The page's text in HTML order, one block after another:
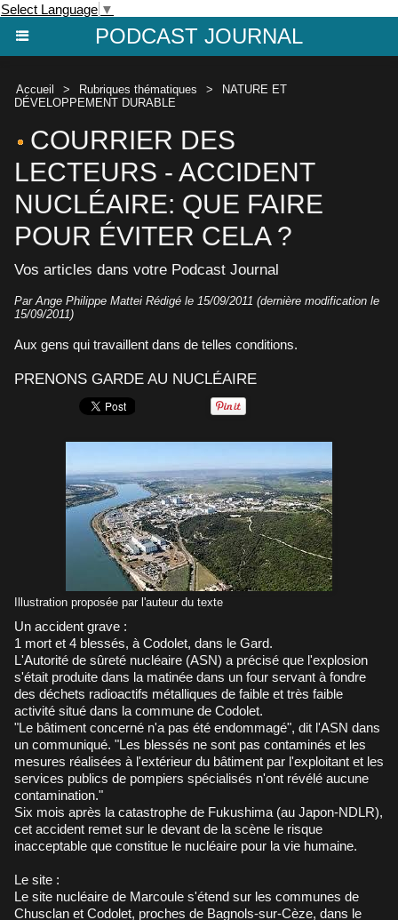
Select Language ▼
PODCAST JOURNAL
Accueil > Rubriques thématiques >
NATURE ET
DÉVELOPPEMENT DURABLE
COURRIER DES
LECTEURS - ACCIDENT
NUCLÉAIRE: QUE FAIRE
POUR ÉVITER CELA ?
Vos articles dans votre Podcast Journal
Par Ange Philippe Mattei Rédigé le 15/09/2011 (dernière modification le
15/09/2011)
Aux gens qui travaillent dans de telles conditions.
PRENONS GARDE AU NUCLÉAIRE
Illustration proposée par l'auteur du texte
Un accident grave :
1 mort et 4 blessés, à Codolet, dans le Gard.
L'Autorité de sûreté nucléaire (ASN) a précisé que l'explosion
s'était produite dans la matinée dans un four servant à fondre
des déchets radioactifs métalliques de faible et très faible
activité situé dans la commune de Codolet.
"Le bâtiment concerné n'a pas été endommagé", dit l'ASN dans
un communiqué. "Les blessés ne sont pas contaminés et les
mesures réalisées à l'extérieur du bâtiment par l'exploitant et les
services publics de pompiers spécialisés n'ont révélé aucune
contamination."
Six mois après la catastrophe de Fukushima (au Japon-NDLR),
cet accident remet sur le devant de la scène le risque
inacceptable que constitue le nucléaire pour la vie humaine.
Le site :
Le site nucléaire de Marcoule s'étend sur les communes de
Chusclan et Codolet, proches de Bagnols-sur-Cèze, dans le